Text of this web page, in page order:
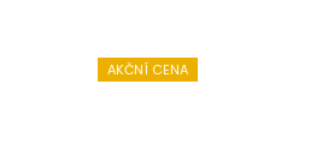
AKČNÍ CENA